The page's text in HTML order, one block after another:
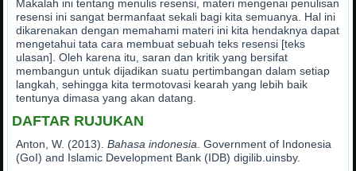
Makalah ini tentang menulis resensi, materi mengenai penulisan
resensi ini sangat bermanfaat sekali bagi kita semuanya. Hal ini
dikarenakan dengan memahami materi ini kita hendaknya dapat
mengetahui tata cara membuat sebuah teks resensi [teks
ulasan]. Oleh karena itu, saran dan kritik yang bersifat
membangun untuk dijadikan suatu pertimbangan dalam setiap
langkah, sehingga kita termotovasi kearah yang lebih baik
tentunya dimasa yang akan datang.
DAFTAR RUJUKAN
Anton, W. (2013).Bahasa indonesia . Government of Indonesia
(GoI) and Islamic Development Bank (IDB) digilib.uinsby.